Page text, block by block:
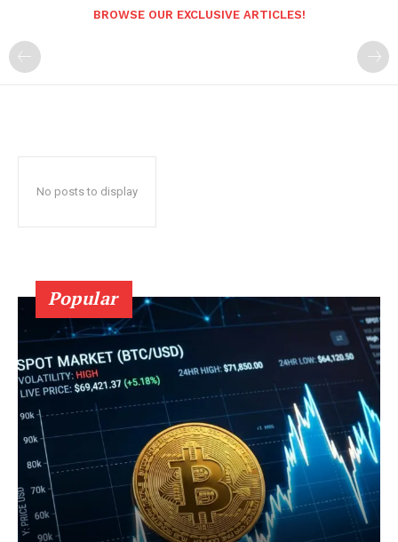
BROWSE OUR EXCLUSIVE ARTICLES!
No posts to display
Popular